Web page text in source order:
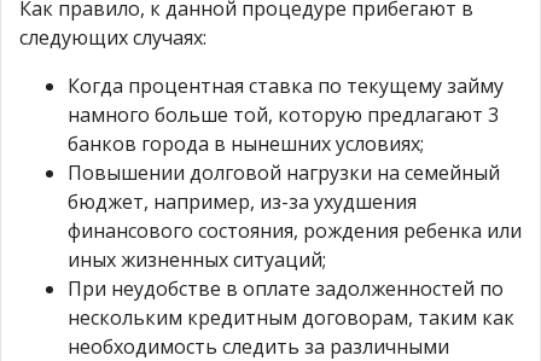
Как правило, к данной процедуре прибегают в
следующих случаях:
Когда процентная ставка по текущему займу
намного больше той, которую предлагают 3
банков города в нынешних условиях;
Повышении долговой нагрузки на семейный
бюджет, например, из-за ухудшения
финансового состояния, рождения ребенка или
иных жизненных ситуаций;
При неудобстве в оплате задолженностей по
нескольким кредитным договорам, таким как
необходимость следить за различными